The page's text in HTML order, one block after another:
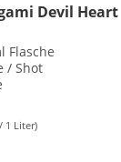
Devil Heart
Flasche
/ Shot
1 Liter)